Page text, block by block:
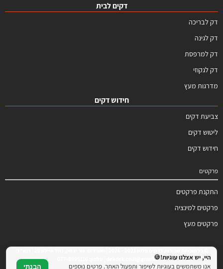
דקים לבית
דק לבריכה
דק לגינה
דק למרפסת
דק לגקוזי
מדרגות מעץ
חידוש דקים
צביעת דקים
ליטוש דקים
חידוש דקים
פרקטים
התקנת פרקטים
פרקטים למינציה
פרקטים מעץ
dekdek.co.il@gmail.com | טלפון: 077-9995116היי, יש אצלנו עוגיות!🍪
אנו משתמשים בעוגיות לשיפור ותפעול האתר. פרטים נוספים
הבנתי